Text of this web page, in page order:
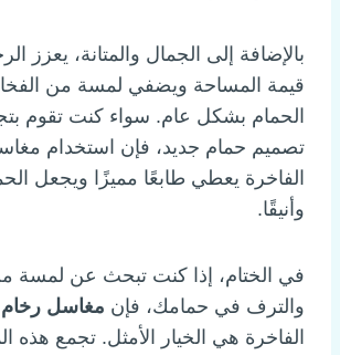
بالإضافة إلى الجمال والمتانة، يعزز
قيمة المساحة ويضفي لمسة من
الحمام بشكل عام. سواء كنت تقوم
تصميم حمام جديد، فإن استخدام
الفاخرة يعطي طابعًا مميزًا ويجعل
وأنيقًا.
في الختام، إذا كنت تبحث عن لمسة
والترف في حمامك، فإن مغاسل رخام
الفاخرة هي الخيار الأمثل. تجمع هذه